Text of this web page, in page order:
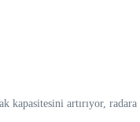
artırıyor,